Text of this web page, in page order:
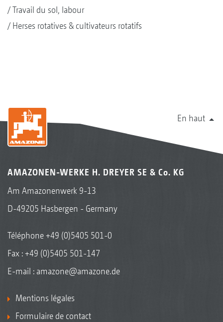
Travail du sol, labour
Herses rotatives & cultivateurs rotatifs
En haut
AMAZONEN-WERKE H. DREYER SE & Co. KG
Am Amazonenwerk 9-13
D-49205 Hasbergen - Germany
Téléphone+49 (0)5405 501-0
Fax : +49 (0)5405 501-147
E-mail : amazone@amazone.de
Mentions légales
Formulaire de contact